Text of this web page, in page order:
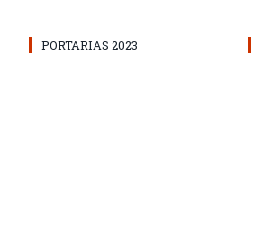
PORTARIAS 2023